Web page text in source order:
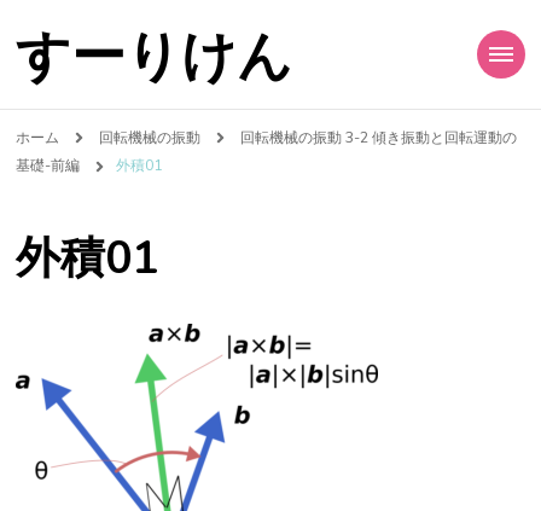
すーりけん
ホーム 回転機械の振動
回転機械の振動 3-2 傾き振動と回転運動の
基礎-前編
外積01
外積01